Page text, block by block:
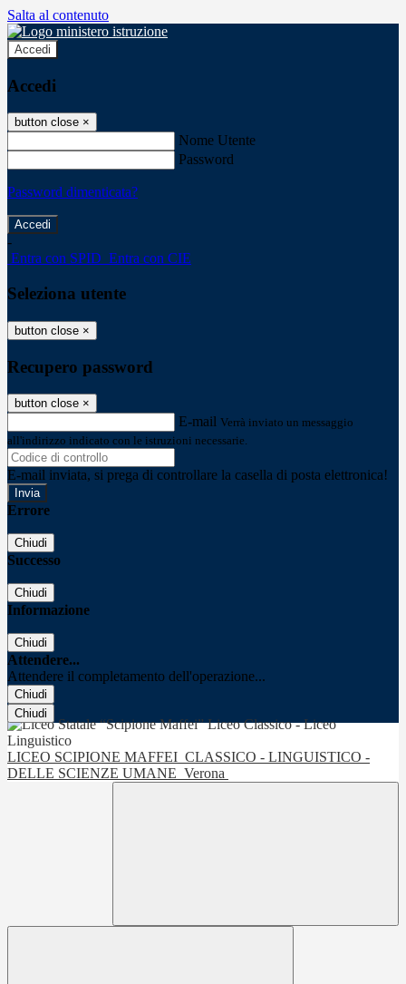
Salta al contenuto
Accedi
Accedi
button close ×
Nome Utente
Password
Password dimenticata?
-
Entra con SPID Entra con CIE
Seleziona utente
button close ×
Recupero password
button close ×
E-mail Verrà inviato un messaggio
all'indirizzo indicato con le istruzioni necessarie.
E-mail inviata, si prega di controllare la casella di posta elettronica!
Errore
Chiudi
Successo
Chiudi
Informazione
Chiudi
Attendere...
Attendere il completamento dell'operazione...
Chiudi
Chiudi
LICEO SCIPIONE MAFFEI CLASSICO - LINGUISTICO -
DELLE SCIENZE UMANE Verona